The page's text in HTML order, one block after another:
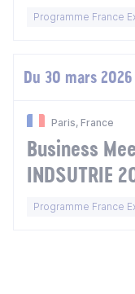
Programme France
Du 30 mars
Paris, France
Business
INDSUTRIE
Programme France